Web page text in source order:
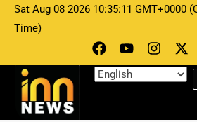
Sat Aug 08 2026 10:35:11 GMT+0000
Time)